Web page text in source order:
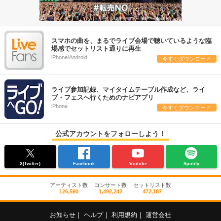
スマホの曲を、まるでライブ会場で聴いているような臨
場感でセットリスト通りに再生
iPhone/Android 今すぐダウンロード
ライブ参加記録、マイタイムテーブル作成など、ライ
ブ・フェスへ行くためのナビアプリ
iPhone 今すぐダウンロード
公式アカウントをフォローしよう！
X(Twitter) Facebook Youtube Spotify
アーティスト数
126,590
コンサート数
1,492,242
セットリスト数
472,187
お知らせ ヘルプ 利用規約 運営会社